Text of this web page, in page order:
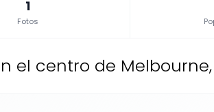
1
Fotos
el centro de